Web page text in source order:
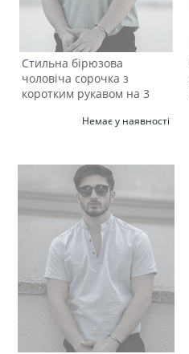
Стильна бірюзова
чоловіча сорочка з
коротким рукавом на 3
Немає у наявності